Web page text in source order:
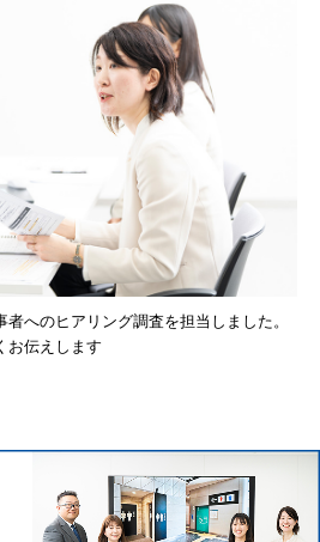
へのヒアリング調査を担当しました。
お伝えします